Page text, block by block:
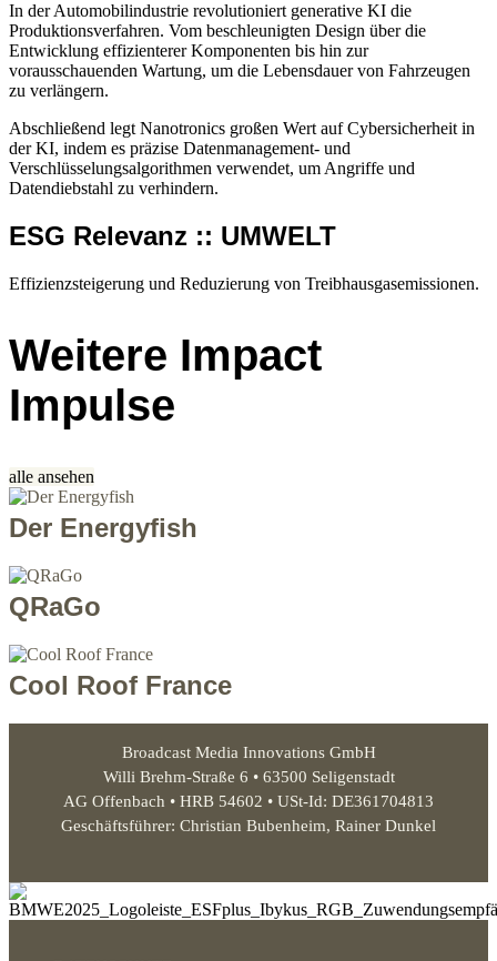
In der Automobilindustrie revolutioniert generative KI die
Produktionsverfahren. Vom beschleunigten Design über die
Entwicklung effizienterer Komponenten bis hin zur
vorausschauenden Wartung, um die Lebensdauer von Fahrzeugen
zu verlängern.
Abschließend legt Nanotronics großen Wert auf Cybersicherheit in
der KI, indem es präzise Datenmanagement- und
Verschlüsselungsalgorithmen verwendet, um Angriffe und
Datendiebstahl zu verhindern.
ESG Relevanz :: UMWELT
Effizienzsteigerung und Reduzierung von Treibhausgasemissionen.
Weitere Impact
Impulse
alle ansehen
Der Energyfish
QRaGo
Cool Roof France
Broadcast Media Innovations GmbH
Willi Brehm-Straße 6 • 63500 Seligenstadt
AG Offenbach • HRB 54602 • USt-Id: DE361704813
Geschäftsführer: Christian Bubenheim, Rainer Dunkel